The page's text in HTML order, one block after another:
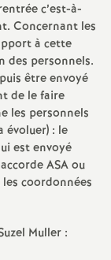
e
g
r
é
O
r
c’est-à-
Concernant les
à cette
des personnels.
être envoyé
de le faire
les personnels
évoluer) : le
est envoyé
ASA ou
coordonnées
Muller :